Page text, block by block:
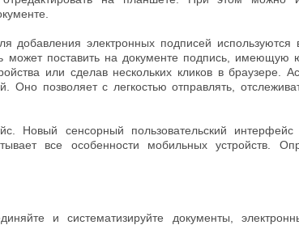
добавления электронных подписей
может поставить на документе подпись, имеющую
или сделав нескольких кликов в браузере.
позволяет с легкостью отправлять,
Новый сенсорный пользовательский
все особенности мобильных устройств.
и систематизируйте документы,